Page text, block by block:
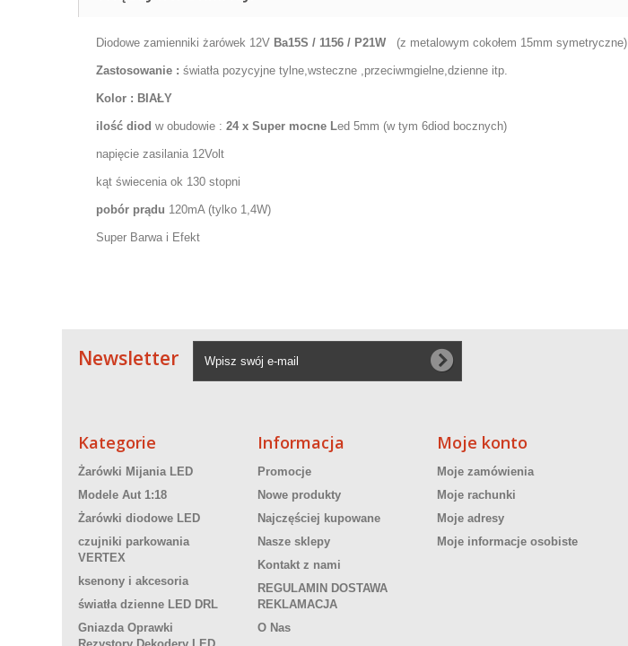
Diodowe zamienniki żarówek 12V Ba15S / 1156 / P21W (z metalowym cokołem 15mm symetryczne)
Zastosowanie : światła pozycyjne tylne,wsteczne ,przeciwmgielne,dzienne itp.
Kolor : BIAŁY
ilość diod w obudowie : 24 x Super mocne Led 5mm (w tym 6diod bocznych)
napięcie zasilania 12Volt
kąt świecenia ok 130 stopni
pobór prądu 120mA (tylko 1,4W)
Super Barwa i Efekt
Newsletter
Kategorie
Żarówki Mijania LED
Modele Aut 1:18
Żarówki diodowe LED
czujniki parkowania
VERTEX
ksenony i akcesoria
światła dzienne LED DRL
Gniazda Oprawki
Informacja
Promocje
Nowe produkty
Najczęściej kupowane
Nasze sklepy
Kontakt z nami
REGULAMIN DOSTAWA
REKLAMACJA
O Nas
Moje konto
Moje zamówienia
Moje rachunki
Moje adresy
Moje informacje osobiste